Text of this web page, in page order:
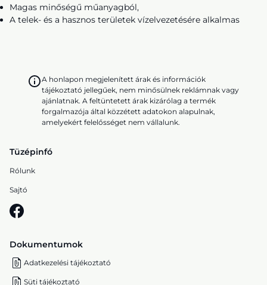
Magas minőségű műanyagból,
A telek- és a hasznos területek vízelvezetésére alkalmas
A honlapon megjelenített árak és információk
tájékoztató jellegűek, nem minősülnek reklámnak vagy
ajánlatnak. A feltüntetett árak kizárólag a termék
forgalmazója által közzétett adatokon alapulnak,
amelyekért felelősséget nem vállalunk.
Tüzépinfó
Rólunk
Sajtó
Dokumentumok
Adatkezelési tájékoztató
Süti tájékoztató